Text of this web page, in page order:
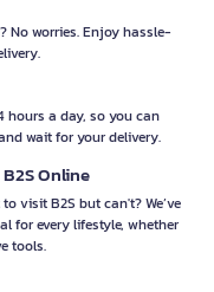
No worries. Enjoy hassle-
hours a day, so you can
wait for your delivery.
Online
visit B2S but can't? We’ve
for every lifestyle, whether
tools.